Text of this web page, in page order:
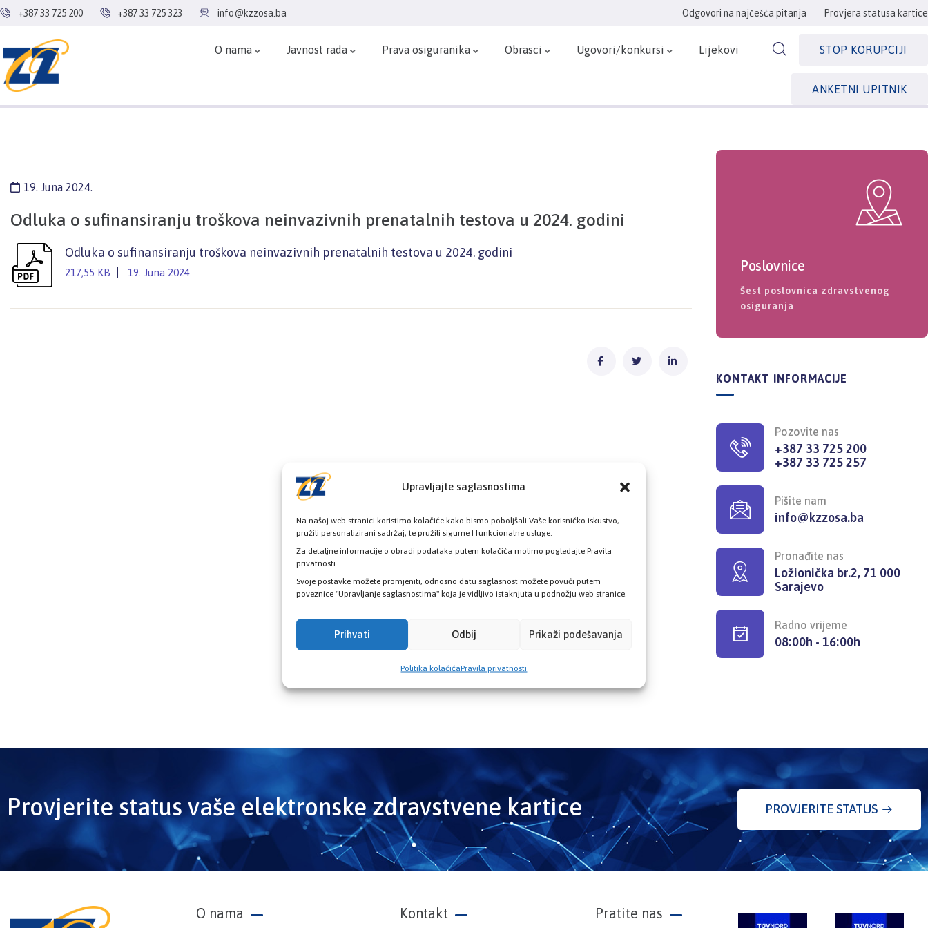
Upravljajte saglasnostima
Na našoj web stranici koristimo kolačiće kako bismo poboljšali Vaše korisničko iskustvo,
pružili personalizirani sadržaj, te pružili sigurne I funkcionalne usluge.
Za detaljne informacije o obradi podataka putem kolačića molimo pogledajte Pravila
privatnosti.
Svoje postavke možete promjeniti, odnosno datu saglasnost možete povući putem
poveznice "Upravljanje saglasnostima" koja je vidljivo istaknjuta u podnožju web stranice.
Prihvati Odbij Prikaži podešavanja
Politika kolačićaPravila privatnosti
+387 33 725 200 +387 33 725 323 info@kzzosa.ba Odgovori na najčešća pitanja Provjera statusa kartice
O nama Javnost rada Prava osiguranika Obrasci Ugovori/konkursi Lijekovi STOP KORUPCIJI
ANKETNI UPITNIK
19. Juna 2024.
Odluka o sufinansiranju troškova neinvazivnih prenatalnih testova u 2024. godini
Odluka o sufinansiranju troškova neinvazivnih prenatalnih testova u 2024. godini
217,55 KB 19. Juna 2024. Poslovnice
Šest poslovnica zdravstvenog
osiguranja
KONTAKT INFORMACIJE
Pozovite nas
+387 33 725 200
+387 33 725 257
Pišite nam
info@kzzosa.ba
Pronađite nas
Ložionička br.2, 71 000
Sarajevo
Radno vrijeme
08:00h - 16:00h
Provjerite status vaše elektronske zdravstvene kartice PROVJERITE STATUS
O nama Kontakt Pratite nas